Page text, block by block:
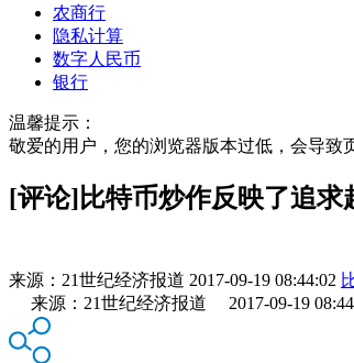
农商行
隐私计算
数字人民币
银行
温馨提示：
敬爱的用户，您的浏览器版本过低，会导致
[评论]比特币炒作反映了追求
来源： 21世纪经济报道 2017-09-19 08:44:02
来源：21世纪经济报道 2017-09-19